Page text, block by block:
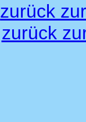
zurück
zurück